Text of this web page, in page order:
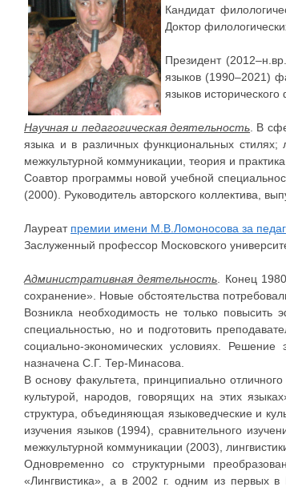
Кандидат
Доктор
Президент
языков (1990–2021)
языков
Научная и педагогическая деятельность . В
языка и в различных функциональных стилях;
межкультурной коммуникации, теория и практика
Соавтор программы новой учебной
(2000). Руководитель авторского коллектива,
Лауреат премии имени М.В.Ломоносова за
Заслуженный профессор Московского
Административная деятельность . Конец
сохранение». Новые обстоятельства
Возникла необходимость не только повысить
специальностью, но и подготовить
социально-экономических условиях.
назначена С.Г. Тер-Минасова.
В основу факультета, принципиально
культурой, народов, говорящих на этих
структура, объединяющая языковедческие и
изучения языков (1994), сравнительного
межкультурной коммуникации (2003),
Одновременно со структурными
«Лингвистика», а в 2002 г. одним из первых